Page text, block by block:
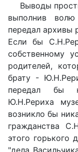
Выводы
выполнив
передал архивы
Если бы
собственному
родителей,
брату -
передал бы
Ю.Н.Рериха
возникло бы
гражданства
этого горького
"дела